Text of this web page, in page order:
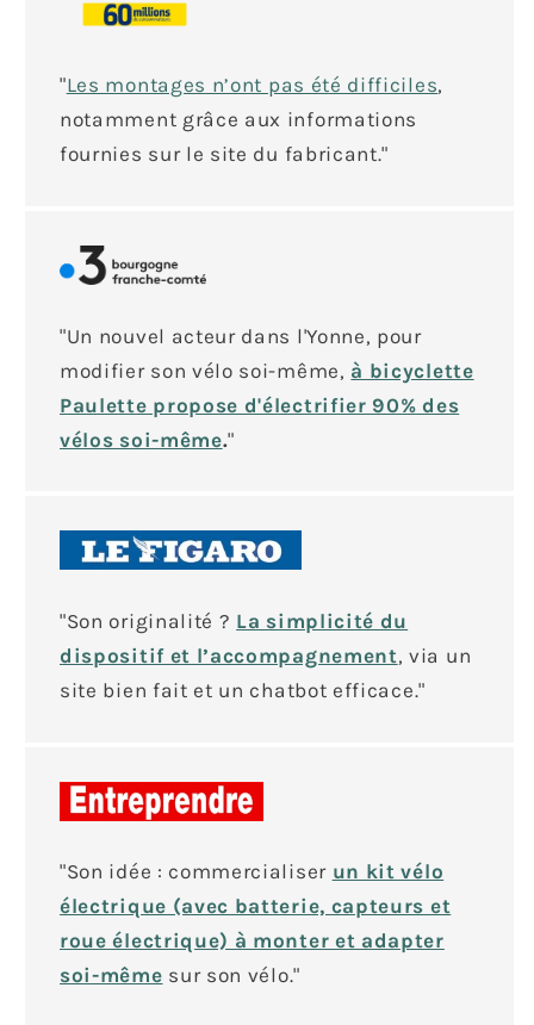
"Les montages n’ont pas été difficiles,
notamment grâce aux informations
fournies sur le site du fabricant."
"Un nouvel acteur dans l'Yonne, pour
modifier son vélo soi-même, à bicyclette
Paulette propose d'électrifier 90% des
vélos soi-même."
"Son originalité ? La simplicité du
dispositif et l’accompagnement, via un
site bien fait et un chatbot efficace."
"Son idée : commercialiser un kit vélo
électrique (avec batterie, capteurs et
roue électrique) à monter et adapter
soi-même sur son vélo."